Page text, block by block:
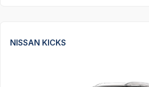
NISSAN KICKS